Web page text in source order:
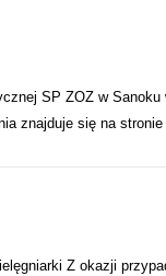
SP ZOZ w
znajduje się na
Z okazji